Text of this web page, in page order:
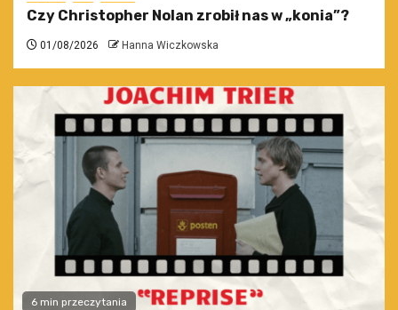
Czy Christopher Nolan zrobił nas w „konia”?
01/08/2026 Hanna Wiczkowska
6 min przeczytania